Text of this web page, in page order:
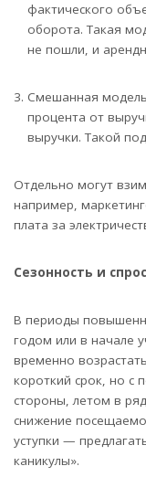
фактического
оборота. Такая
не пошли, и
Смешанная
процента от
выручки. Такой
Отдельно могут
например,
плата за
Сезонность и спрос
В периоды
годом или в начале
временно
короткий срок, но
стороны, летом в
снижение
уступки —
каникулы».